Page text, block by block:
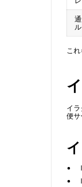
ル
こ
イ
便サ